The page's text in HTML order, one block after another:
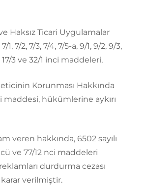
Haksız Ticari Uygulamalar
7/2, 7/3, 7/4, 7/5-a, 9/1, 9/2, 9/3,
17/3 ve 32/1 inci maddeleri,
Korunması Hakkında
maddesi, hükümlerine aykırı
veren hakkında, 6502 sayılı
ve 77/12 nci maddeleri
durdurma cezası
verilmiştir.